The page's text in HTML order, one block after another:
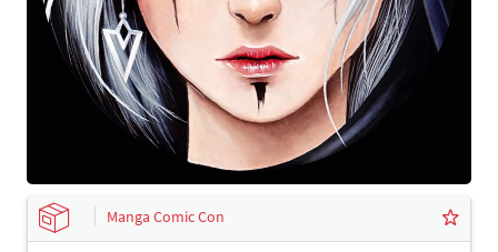
Manga Comic Con